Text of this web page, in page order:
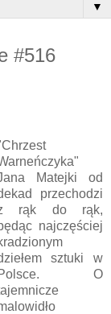
▼
#516
Matejki od
przechodzi
rąk do rąk,
najczęściej
sztuki w
O